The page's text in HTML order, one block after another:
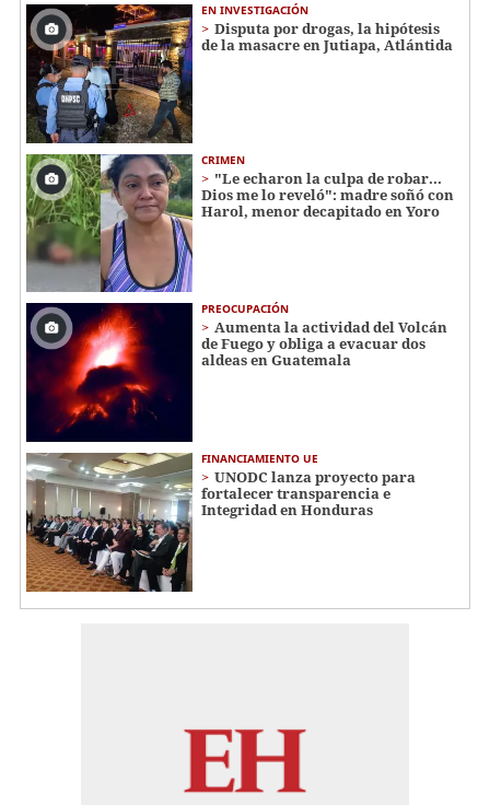
EN INVESTIGACIÓN
Disputa por drogas, la hipótesis
de la masacre en Jutiapa, Atlántida
CRIMEN
"Le echaron la culpa de robar...
Dios me lo reveló": madre soñó con
Harol, menor decapitado en Yoro
PREOCUPACIÓN
Aumenta la actividad del Volcán
de Fuego y obliga a evacuar dos
aldeas en Guatemala
FINANCIAMIENTO UE
UNODC lanza proyecto para
fortalecer transparencia e
Integridad en Honduras